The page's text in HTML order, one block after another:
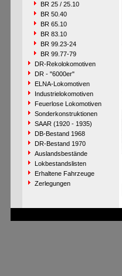
BR 25 / 25.10
BR 50.40
BR 65.10
BR 83.10
BR 99.23-24
BR 99.77-79
DR-Rekolokomotiven
DR - "6000er"
ELNA-Lokomotiven
Industrielokomotiven
Feuerlose Lokomotiven
Sonderkonstruktionen
SAAR (1920 - 1935)
DB-Bestand 1968
DR-Bestand 1970
Auslandsbestände
Lokbestandslisten
Erhaltene Fahrzeuge
Zerlegungen